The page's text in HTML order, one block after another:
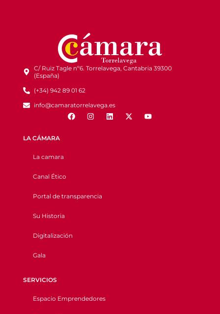
C/ Ruiz Tagle nº6. Torrelavega, Cantabria 39300
(España)
(+34) 942 89 01 62
info@camaratorrelavega.es
LA CÁMARA
La camara
Canal Ético
Portal de transparencia
Su Historia
Digitalización
Gala
SERVICIOS
Espacio Emprendedores